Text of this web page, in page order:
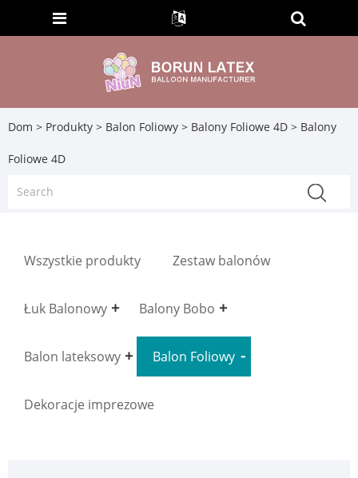
Dom > Produkty > Balon Foliowy > Balony Foliowe 4D > Balony
Foliowe 4D
Wszystkie produkty Zestaw balonów
Łuk Balonowy Balony Bobo
Balon lateksowy Balon Foliowy
Dekoracje imprezowe